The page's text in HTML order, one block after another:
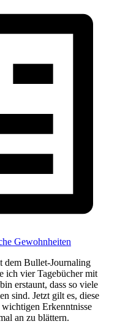
Gewohnheiten
dem Bullet-Journaling
ich vier Tagebücher mit
erstaunt, dass so viele
sind. Jetzt gilt es, diese
Erkenntnisse
an zu blättern.